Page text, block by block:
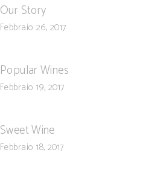
Our Story
Febbraio 26, 2017
Popular Wines
Febbraio 19, 2017
Sweet Wine
Febbraio 18, 2017